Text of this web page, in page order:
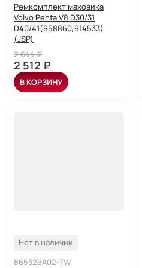
Ремкомплект маховика
Volvo Penta V8 D30/31
D40/41(958860,914533)
(JSP)
2 644 ₽
2 512 ₽
В КОРЗИНУ
Нет в наличии
865329A02-TW